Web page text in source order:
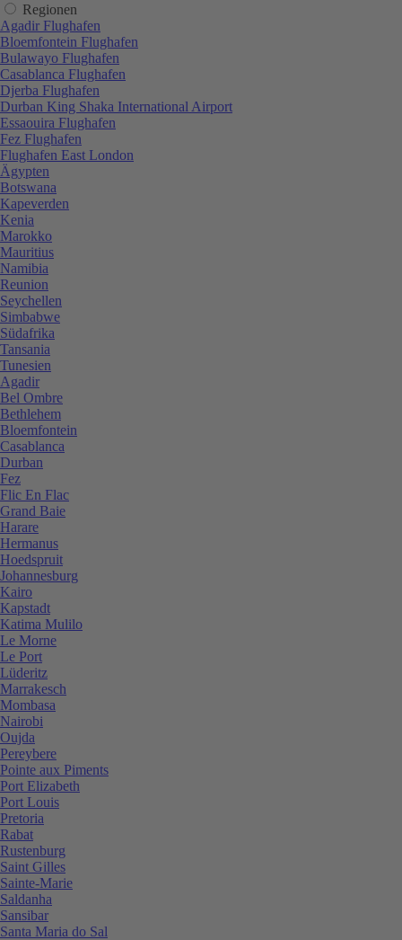
Regionen
Agadir Flughafen
Bloemfontein Flughafen
Bulawayo Flughafen
Casablanca Flughafen
Djerba Flughafen
Durban King Shaka International Airport
Essaouira Flughafen
Fez Flughafen
Flughafen East London
Ägypten
Botswana
Kapeverden
Kenia
Marokko
Mauritius
Namibia
Reunion
Seychellen
Simbabwe
Südafrika
Tansania
Tunesien
Agadir
Bel Ombre
Bethlehem
Bloemfontein
Casablanca
Durban
Fez
Flic En Flac
Grand Baie
Harare
Hermanus
Hoedspruit
Johannesburg
Kairo
Kapstadt
Katima Mulilo
Le Morne
Le Port
Lüderitz
Marrakesch
Mombasa
Nairobi
Oujda
Pereybere
Pointe aux Piments
Port Elizabeth
Port Louis
Pretoria
Rabat
Rustenburg
Saint Gilles
Sainte-Marie
Saldanha
Sansibar
Santa Maria do Sal